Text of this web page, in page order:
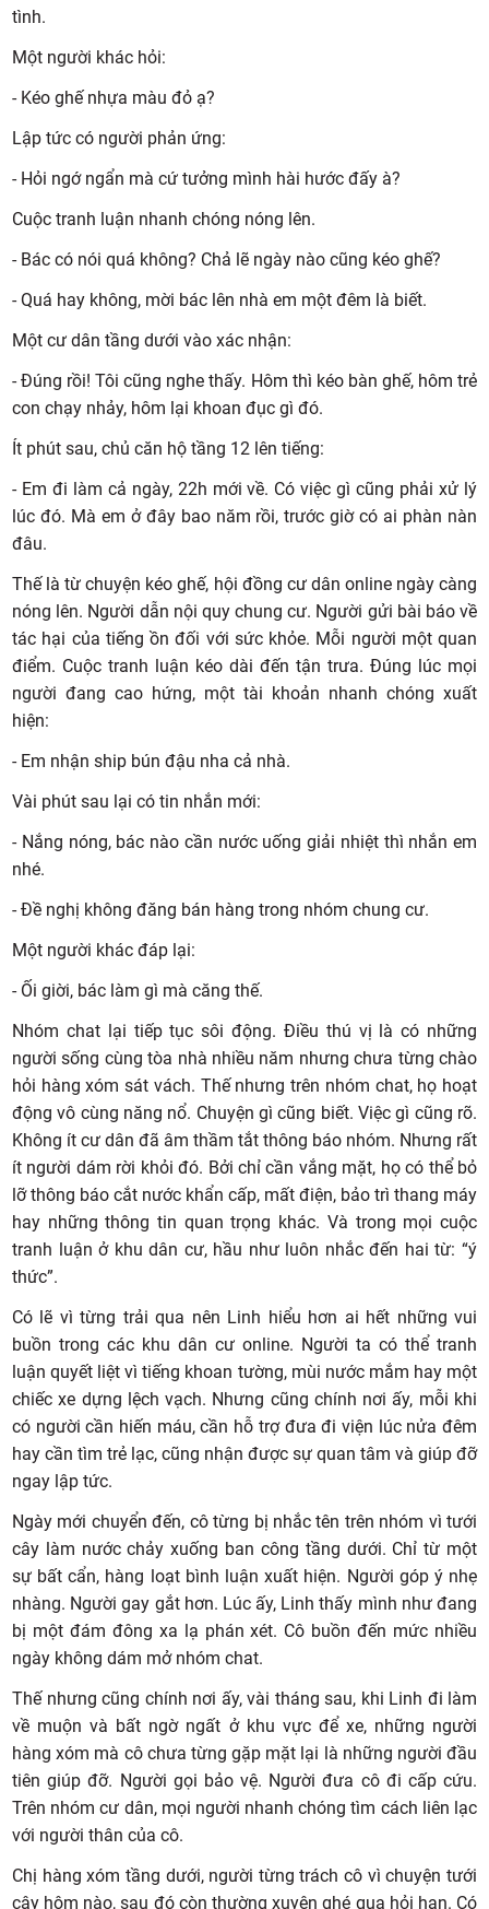
tình.
Một người khác hỏi:
- Kéo ghế nhựa màu đỏ ạ?
Lập tức có người phản ứng:
- Hỏi ngớ ngẩn mà cứ tưởng mình hài hước đấy à?
Cuộc tranh luận nhanh chóng nóng lên.
- Bác có nói quá không? Chả lẽ ngày nào cũng kéo ghế?
- Quá hay không, mời bác lên nhà em một đêm là biết.
Một cư dân tầng dưới vào xác nhận:
- Đúng rồi! Tôi cũng nghe thấy. Hôm thì kéo bàn ghế, hôm trẻ
con chạy nhảy, hôm lại khoan đục gì đó.
Ít phút sau, chủ căn hộ tầng 12 lên tiếng:
- Em đi làm cả ngày, 22h mới về. Có việc gì cũng phải xử lý
lúc đó. Mà em ở đây bao năm rồi, trước giờ có ai phàn nàn
đâu.
Thế là từ chuyện kéo ghế, hội đồng cư dân online ngày càng
nóng lên. Người dẫn nội quy chung cư. Người gửi bài báo về
tác hại của tiếng ồn đối với sức khỏe. Mỗi người một quan
điểm. Cuộc tranh luận kéo dài đến tận trưa. Đúng lúc mọi
người đang cao hứng, một tài khoản nhanh chóng xuất
hiện:
- Em nhận ship bún đậu nha cả nhà.
Vài phút sau lại có tin nhắn mới:
- Nắng nóng, bác nào cần nước uống giải nhiệt thì nhắn em
nhé.
- Đề nghị không đăng bán hàng trong nhóm chung cư.
Một người khác đáp lại:
- Ối giời, bác làm gì mà căng thế.
Nhóm chat lại tiếp tục sôi động. Điều thú vị là có những
người sống cùng tòa nhà nhiều năm nhưng chưa từng chào
hỏi hàng xóm sát vách. Thế nhưng trên nhóm chat, họ hoạt
động vô cùng năng nổ. Chuyện gì cũng biết. Việc gì cũng rõ.
Không ít cư dân đã âm thầm tắt thông báo nhóm. Nhưng rất
ít người dám rời khỏi đó. Bởi chỉ cần vắng mặt, họ có thể bỏ
lỡ thông báo cắt nước khẩn cấp, mất điện, bảo trì thang máy
hay những thông tin quan trọng khác. Và trong mọi cuộc
tranh luận ở khu dân cư, hầu như luôn nhắc đến hai từ: “ý
thức”.
Có lẽ vì từng trải qua nên Linh hiểu hơn ai hết những vui
buồn trong các khu dân cư online. Người ta có thể tranh
luận quyết liệt vì tiếng khoan tường, mùi nước mắm hay một
chiếc xe dựng lệch vạch. Nhưng cũng chính nơi ấy, mỗi khi
có người cần hiến máu, cần hỗ trợ đưa đi viện lúc nửa đêm
hay cần tìm trẻ lạc, cũng nhận được sự quan tâm và giúp đỡ
ngay lập tức.
Ngày mới chuyển đến, cô từng bị nhắc tên trên nhóm vì tưới
cây làm nước chảy xuống ban công tầng dưới. Chỉ từ một
sự bất cẩn, hàng loạt bình luận xuất hiện. Người góp ý nhẹ
nhàng. Người gay gắt hơn. Lúc ấy, Linh thấy mình như đang
bị một đám đông xa lạ phán xét. Cô buồn đến mức nhiều
ngày không dám mở nhóm chat.
Thế nhưng cũng chính nơi ấy, vài tháng sau, khi Linh đi làm
về muộn và bất ngờ ngất ở khu vực để xe, những người
hàng xóm mà cô chưa từng gặp mặt lại là những người đầu
tiên giúp đỡ. Người gọi bảo vệ. Người đưa cô đi cấp cứu.
Trên nhóm cư dân, mọi người nhanh chóng tìm cách liên lạc
với người thân của cô.
Chị hàng xóm tầng dưới, người từng trách cô vì chuyện tưới
cây hôm nào, sau đó còn thường xuyên ghé qua hỏi han. Có